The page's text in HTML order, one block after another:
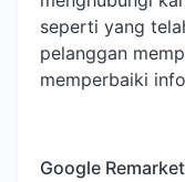
seperti yang
pelanggan
memperbaiki
Google